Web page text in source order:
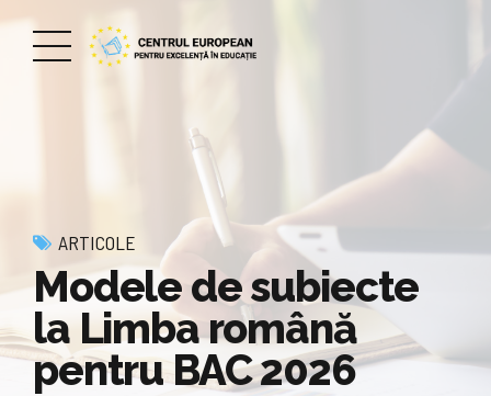
ARTICOLE
Modele de subiecte
la Limba română
pentru BAC 2026